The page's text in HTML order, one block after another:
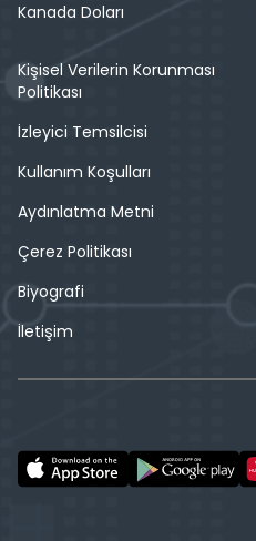
Kanada Doları
Kişisel Verilerin Korunması
Politikası
İzleyici Temsilcisi
Kullanım Koşulları
Aydınlatma Metni
Çerez Politikası
Biyografi
İletişim